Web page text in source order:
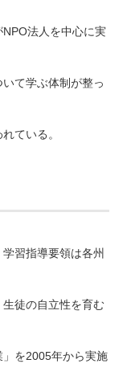
法人を中心に実
て学ぶ体制が整っ
ている。
習指導要領は各州
生徒の自立性を育む
を2005年から実施